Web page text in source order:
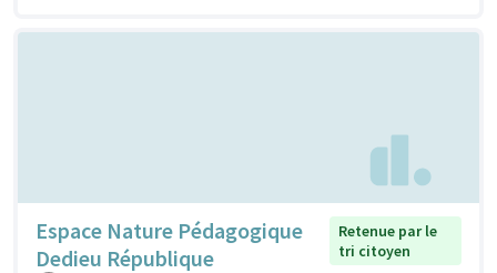
Espace Nature Pédagogique
Dedieu République
Retenue par le
tri citoyen